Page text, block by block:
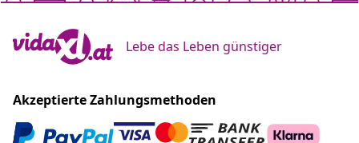
Lebe das Leben günstiger
Akzeptierte Zahlungsmethoden